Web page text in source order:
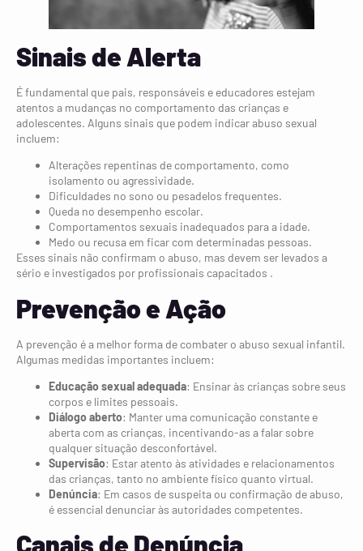
Sinais de Alerta
É fundamental que pais, responsáveis e educadores estejam
atentos a mudanças no comportamento das crianças e
adolescentes. Alguns sinais que podem indicar abuso sexual
incluem:
Alterações repentinas de comportamento, como
isolamento ou agressividade.
Dificuldades no sono ou pesadelos frequentes.
Queda no desempenho escolar.
Comportamentos sexuais inadequados para a idade.
Medo ou recusa em ficar com determinadas pessoas.
Esses sinais não confirmam o abuso, mas devem ser levados a
sério e investigados por profissionais capacitados .
Prevenção e Ação
A prevenção é a melhor forma de combater o abuso sexual infantil.
Algumas medidas importantes incluem:
Educação sexual adequada: Ensinar às crianças sobre seus
corpos e limites pessoais.
Diálogo aberto: Manter uma comunicação constante e
aberta com as crianças, incentivando-as a falar sobre
qualquer situação desconfortável.
Supervisão: Estar atento às atividades e relacionamentos
das crianças, tanto no ambiente físico quanto virtual.
Denúncia: Em casos de suspeita ou confirmação de abuso,
é essencial denunciar às autoridades competentes.
Canais de Denúncia